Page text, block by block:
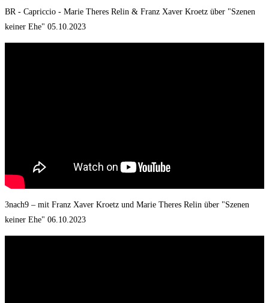
BR - Capriccio - Marie Theres Relin & Franz Xaver Kroetz über "Szenen
keiner Ehe" 05.10.2023
3nach9 – mit Franz Xaver Kroetz und Marie Theres Relin über "Szenen
keiner Ehe" 06.10.2023